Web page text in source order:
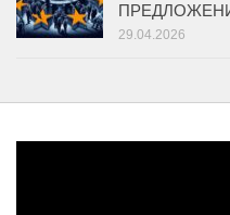
29.04.2026